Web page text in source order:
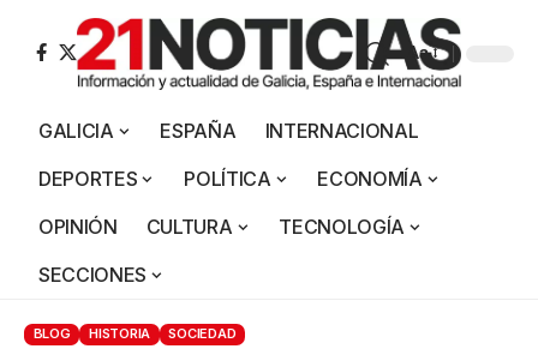
Aa
GALICIA ESPAÑA
INTERNACIONAL
DEPORTES
POLÍTICA
ECONOMÍA
OPINIÓN
CULTURA
TECNOLOGÍA
SECCIONES
BLOG HISTORIA SOCIEDAD